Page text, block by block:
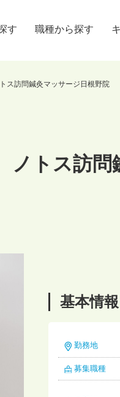
す 職種から探す
ス訪問鍼灸マッサージ日根野院
ノトス訪
基本情報
勤務地
募集職種